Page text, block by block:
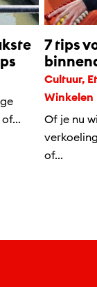
7 tips
Cultuur, Eten & drinken, Kids, Ontdek,
Winkelen
Of je nu
of...